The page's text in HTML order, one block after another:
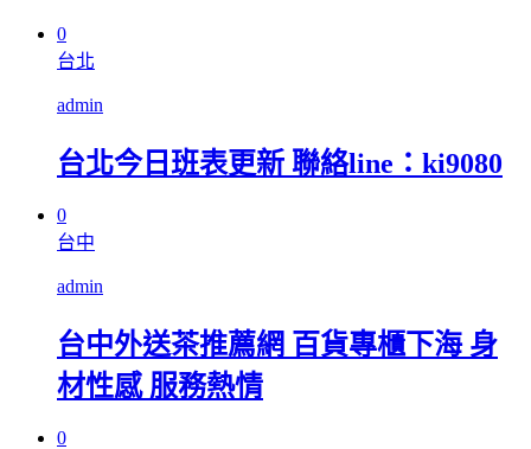
0
台北
admin
台北今日班表更新 聯絡line：ki9080
0
台中
admin
台中外送茶推薦網 百貨專櫃下海 身
材性感 服務熱情
0